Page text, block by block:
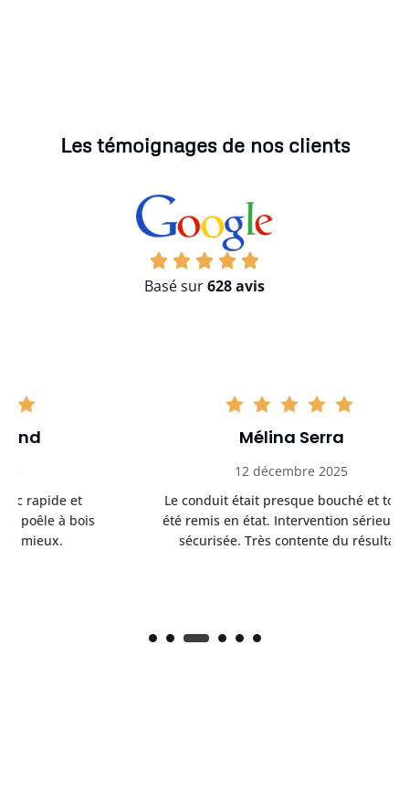
Les témoignages de nos clients
Basé sur628 avis
Mélina Serra
12 décembre 2025
Le conduit était presque bouché et tout a
été remis en état. Intervention sérieuse et
sécurisée. Très contente du résultat.